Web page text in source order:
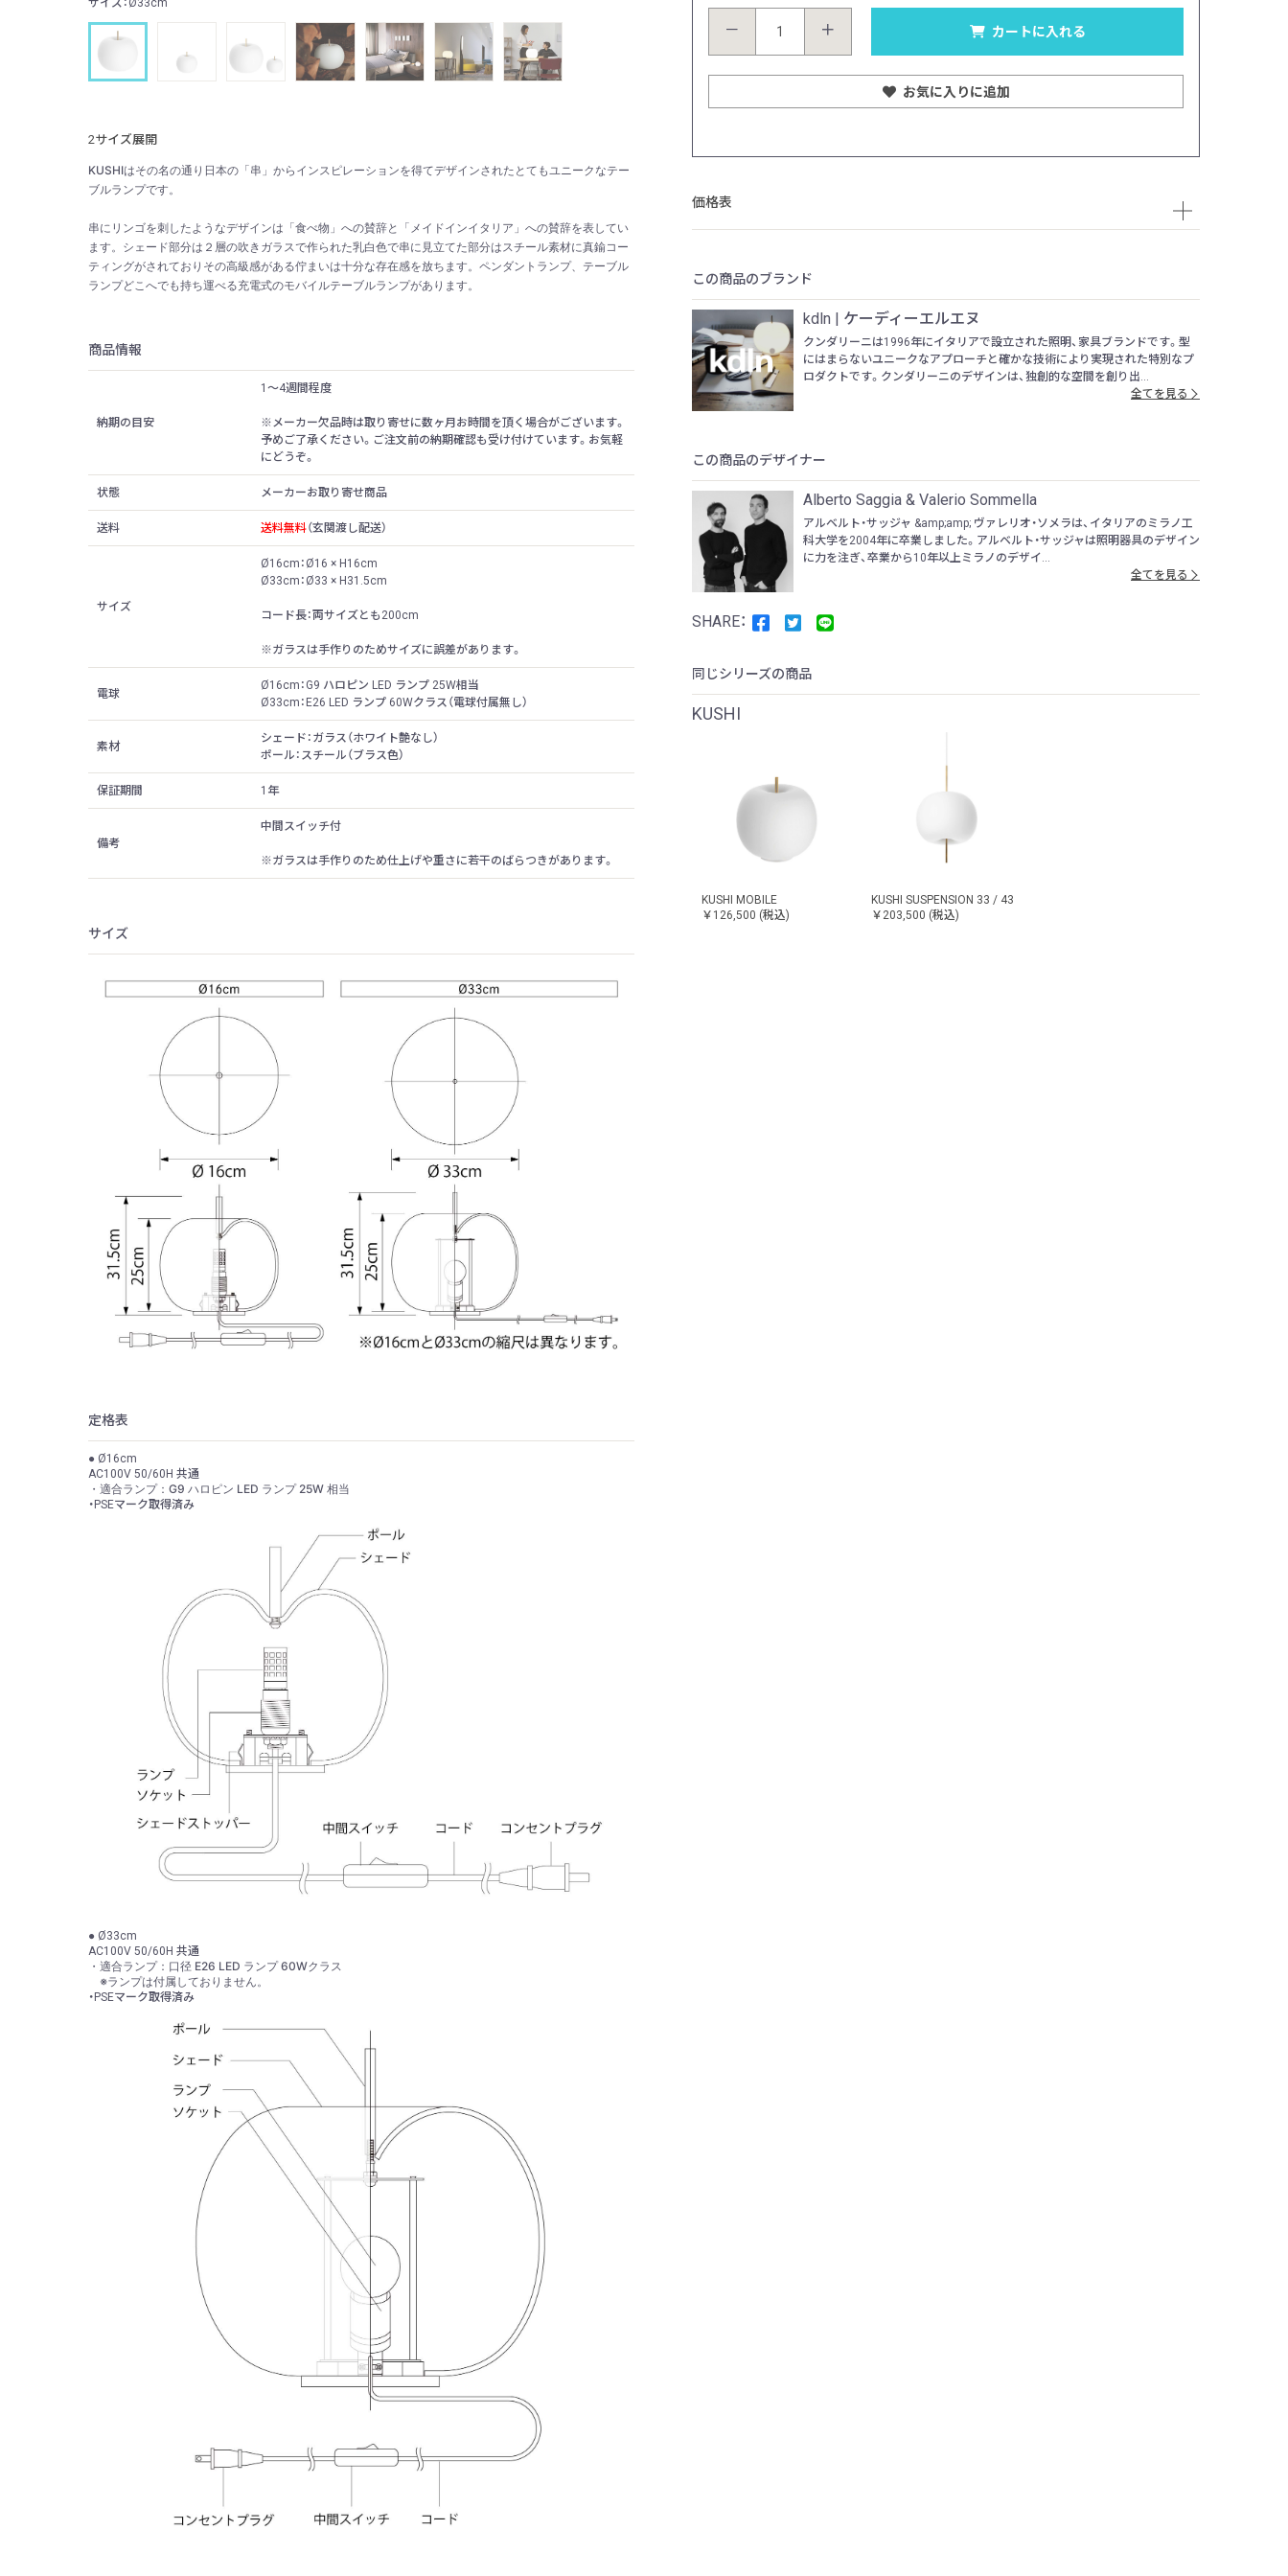
－ ＋ カートに入れる
お気に入りに追加
価格表
この商品のブランド
kdln | ケーディーエルエヌ
クンダリーニは1996年にイタリアで設立された照明、家具ブランドです。型
にはまらないユニークなアプローチと確かな技術により実現された特別なプ
ロダクトです。クンダリーニのデザインは、独創的な空間を創り出...
全てを見る
この商品のデザイナー
Alberto Saggia & Valerio Sommella
アルベルト・サッジャ &amp;amp; ヴァレリオ・ソメラは、イタリアのミラノ工
科大学を2004年に卒業しました。アルベルト・サッジャは照明器具のデザイン
に力を注ぎ、卒業から10年以上ミラノのデザイ...
全てを見る
同じシリーズの商品
KUSHI
KUSHI MOBILE
￥126,500 (税込)
KUSHI SUSPENSION 33 / 43
￥203,500 (税込)
サイズ：Ø33cm
2サイズ展開
KUSHIはその名の通り日本の「串」からインスピレーションを得てデザインされたとてもユニークなテー
ブルランプです。
串にリンゴを刺したようなデザインは「食べ物」への賛辞と「メイドインイタリア」への賛辞を表してい
ます。シェード部分は２層の吹きガラスで作られた乳白色で串に見立てた部分はスチール素材に真鍮コー
ティングがされておりその高級感がある佇まいは十分な存在感を放ちます。ペンダントランプ、テーブル
ランプどこへでも持ち運べる充電式のモバイルテーブルランプがあります。
商品情報
納期の目安
1〜4週間程度
※メーカー欠品時は取り寄せに数ヶ月お時間を頂く場合がございます。
予めご了承ください。ご注文前の納期確認も受け付けています。お気軽
にどうぞ。
状態 メーカーお取り寄せ商品
送料 送料無料（玄関渡し配送）
サイズ
Ø16cm：Ø16 × H16cm
Ø33cm：Ø33 × H31.5cm
コード長：両サイズとも200cm
※ガラスは手作りのためサイズに誤差があります。
電球
Ø16cm：G9 ハロピン LED ランプ 25W相当
Ø33cm：E26 LED ランプ 60Wクラス（電球付属無し）
素材
シェード：ガラス（ホワイト艶なし）
ポール：スチール（ブラス色）
保証期間 1年
備考
中間スイッチ付
※ガラスは手作りのため仕上げや重さに若干のばらつきがあります。
サイズ
定格表
● Ø16cm
AC100V 50/60H 共通
・適合ランプ：G9 ハロピン LED ランプ 25W 相当
・PSEマーク取得済み
● Ø33cm
AC100V 50/60H 共通
・適合ランプ：口径 E26 LED ランプ 60Wクラス
※ランプは付属しておりません。
・PSEマーク取得済み